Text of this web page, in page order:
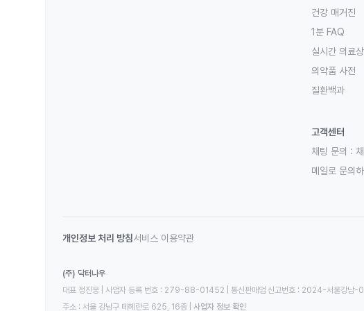
건강 매거진
1분 FAQ
실시간 의료
의약품 사전
질환백과
고객센터
채팅 문의 :
메일로 문의하
개인정보 처리 방침서비스 이용약관
(주) 닥터나우
대표 정진웅 | 사업자 등록 번호 : 279-88-01452 | 통신판매업 신고번호 : 2024-서울강남
주소 : 서울 강남구 테헤란로 625, 16층
사업자 정보 확인